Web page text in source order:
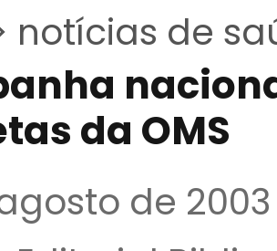
notícias de
da OMS
de 2003